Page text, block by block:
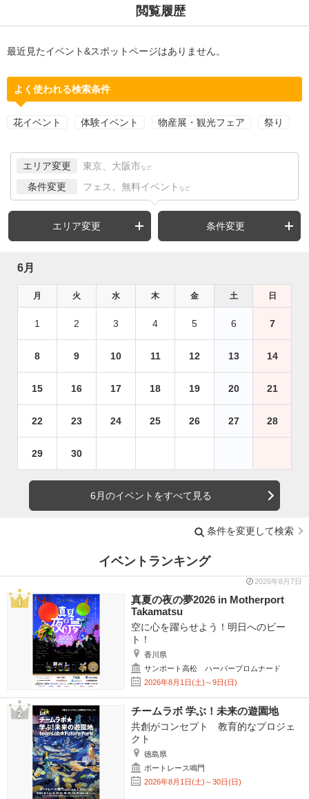
閲覧履歴
最近見たイベント&スポットページはありません。
よく使われる検索条件
花イベント 体験イベント 物産展・観光フェア 祭り
エリア変更 東京、大阪市 など
条件変更 フェス、無料イベント など
エリア変更 条件変更
6月
月 火 水 木 金 土 日
1 2 3 4 5 6 7
8 9 10 11 12 13 14
15 16 17 18 19 20 21
22 23 24 25 26 27 28
29 30
6月のイベントをすべて見る
条件を変更して検索
イベントランキング
2026年8月7日
真夏の夜の夢2026 in Motherport
Takamatsu
空に心を躍らせよう！明日へのビー
ト！
香川県
サンポート高松 ハーバープロムナード
2026年8月1日(土)～9日(日)
チームラボ 学ぶ！未来の遊園地
共創がコンセプト 教育的なプロジェ
クト
徳島県
ボートレース鳴門
2026年8月1日(土)～30日(日)